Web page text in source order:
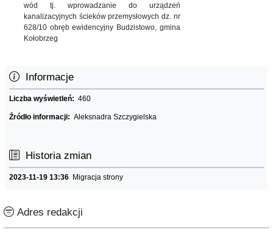
wód tj. wprowadzanie do urządzeń
kanalizacyjnych ścieków przemysłowych dz. nr
628/10 obręb ewidencyjny Budzistowo, gmina
Kołobrzeg
Informacje
Liczba wyświetleń: 460
Źródło informacji: Aleksnadra Szczygielska
Historia zmian
2023-11-19 13:36 Migracja strony
Adres redakcji